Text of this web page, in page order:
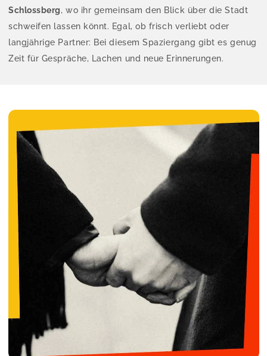
Schlossberg, wo ihr gemeinsam den Blick über die Stadt
schweifen lassen könnt. Egal, ob frisch verliebt oder
langjährige Partner: Bei diesem Spaziergang gibt es genug
Zeit für Gespräche, Lachen und neue Erinnerungen.